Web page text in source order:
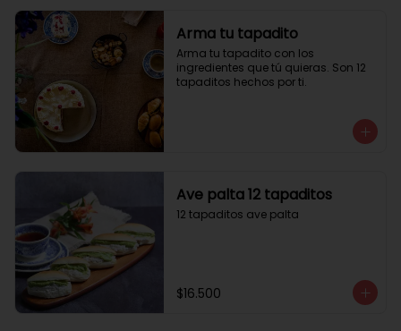
Arma tu tapadito
Arma tu tapadito con los
ingredientes que tú quieras. Son 12
tapaditos hechos por ti.
Ave palta 12 tapaditos
12 tapaditos ave palta
$16.500